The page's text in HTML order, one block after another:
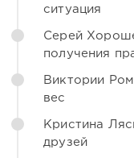
ситуация
Серей
получения
Виктории
вес
Кристина
друзей